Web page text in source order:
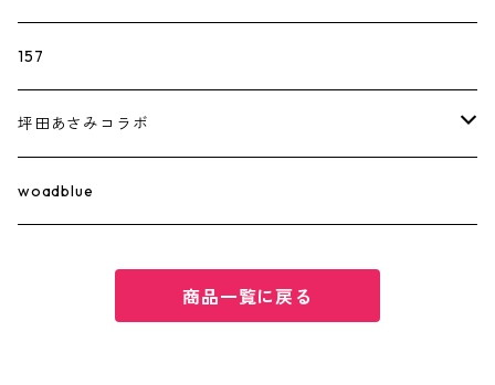
157
坪田あさみ×woadblue
BOTTOM
157
坪田あさみ×woadblue
SKIRT
157
GOODS
157
坪田あさみコラボ
SALUU
woadblue
商品一覧に戻る